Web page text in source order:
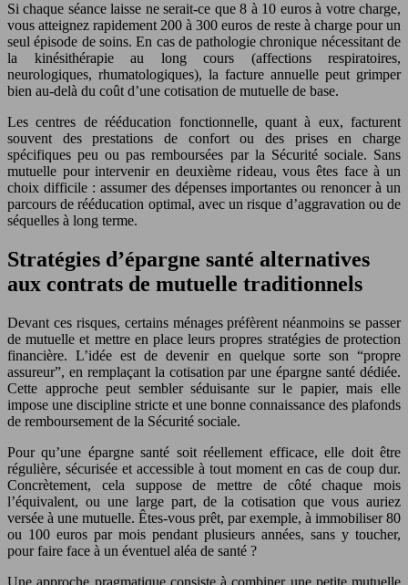
Si chaque séance laisse ne serait-ce que 8 à 10 euros à votre charge,
vous atteignez rapidement 200 à 300 euros de reste à charge pour un
seul épisode de soins. En cas de pathologie chronique nécessitant de
la kinésithérapie au long cours (affections respiratoires,
neurologiques, rhumatologiques), la facture annuelle peut grimper
bien au-delà du coût d’une cotisation de mutuelle de base.
Les centres de rééducation fonctionnelle, quant à eux, facturent
souvent des prestations de confort ou des prises en charge
spécifiques peu ou pas remboursées par la Sécurité sociale. Sans
mutuelle pour intervenir en deuxième rideau, vous êtes face à un
choix difficile : assumer des dépenses importantes ou renoncer à un
parcours de rééducation optimal, avec un risque d’aggravation ou de
séquelles à long terme.
Stratégies d’épargne santé alternatives
aux contrats de mutuelle traditionnels
Devant ces risques, certains ménages préfèrent néanmoins se passer
de mutuelle et mettre en place leurs propres stratégies de protection
financière. L’idée est de devenir en quelque sorte son “propre
assureur”, en remplaçant la cotisation par une épargne santé dédiée.
Cette approche peut sembler séduisante sur le papier, mais elle
impose une discipline stricte et une bonne connaissance des plafonds
de remboursement de la Sécurité sociale.
Pour qu’une épargne santé soit réellement efficace, elle doit être
régulière, sécurisée et accessible à tout moment en cas de coup dur.
Concrètement, cela suppose de mettre de côté chaque mois
l’équivalent, ou une large part, de la cotisation que vous auriez
versée à une mutuelle. Êtes-vous prêt, par exemple, à immobiliser 80
ou 100 euros par mois pendant plusieurs années, sans y toucher,
pour faire face à un éventuel aléa de santé ?
Une approche pragmatique consiste à combiner une petite mutuelle